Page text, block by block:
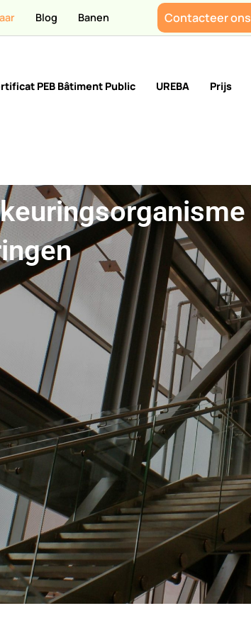
Blog Banen Contacteer ons
PEB Bâtiment Public UREBA Prijs